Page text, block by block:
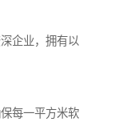
企业，拥有以
每一平方米软